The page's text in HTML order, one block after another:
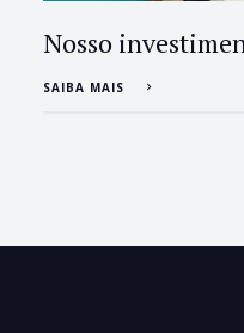
Nosso
SAIBA MAIS